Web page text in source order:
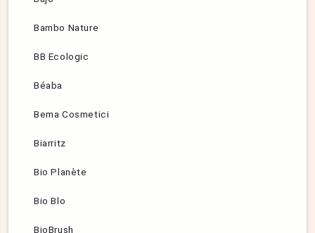
Bambo Nature
BB Ecologic
Béaba
Bema Cosmetici
Biarritz
Bio Planète
Bio Blo
BioBrush